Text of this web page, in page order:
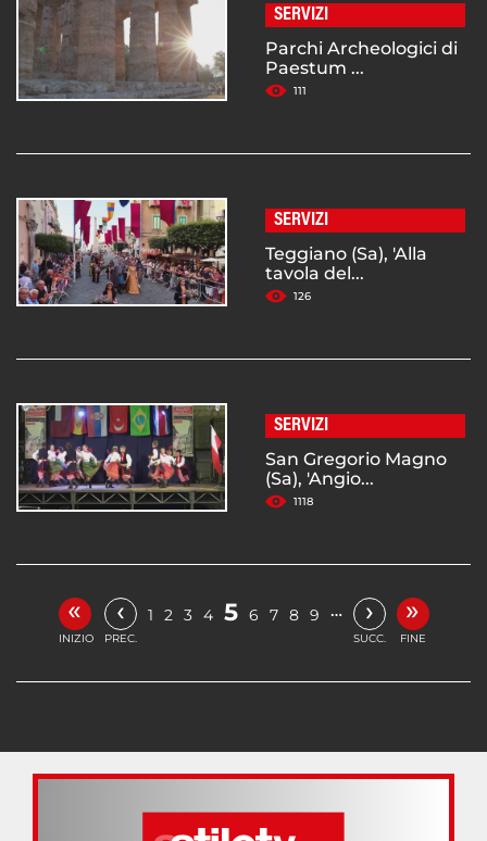
SERVIZI
Parchi Archeologici di
Paestum ...
111
SERVIZI
Teggiano (Sa), 'Alla
tavola del...
126
SERVIZI
San Gregorio Magno
(Sa), 'Angio...
1118
«
INIZIO
‹
PREC.
1 2 3 4 5 6 7 8 9 … ›
SUCC.
»
FINE